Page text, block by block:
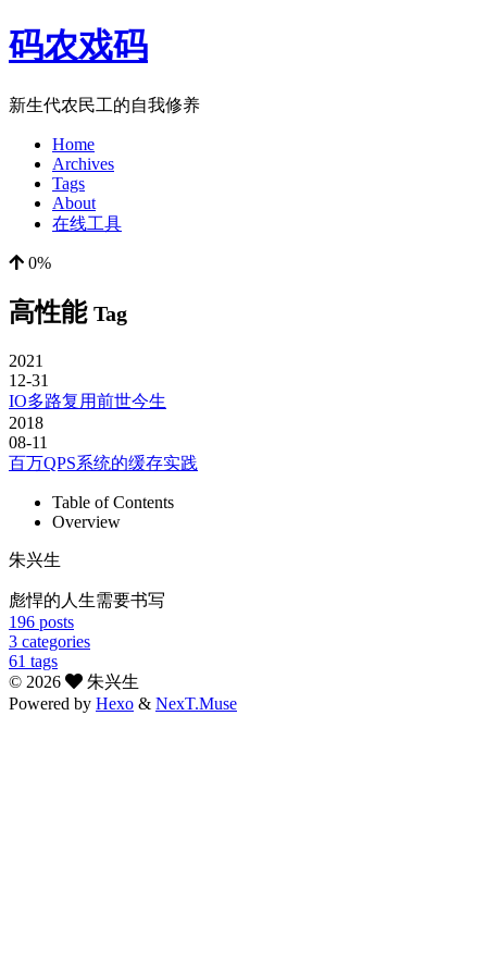
码农戏码
新生代农民工的自我修养
Home
Archives
Tags
About
在线工具
0%
高性能 Tag
2021
12-31
IO多路复用前世今生
2018
08-11
百万QPS系统的缓存实践
Table of Contents
Overview
朱兴生
彪悍的人生需要书写
196 posts
3 categories
61 tags
© 2026
朱兴生
Powered by Hexo & NexT.Muse